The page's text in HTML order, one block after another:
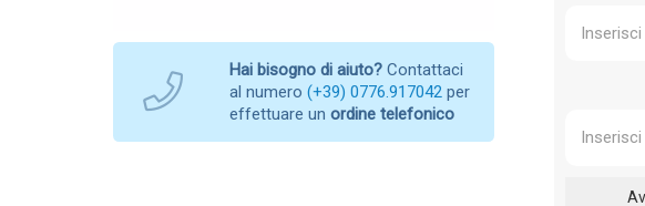
Hai bisogno di aiuto? Contattaci
al numero (+39) 0776.917042 per
effettuare un ordine telefonico